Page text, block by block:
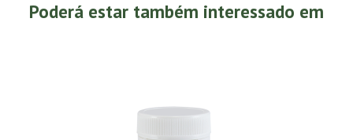
Poderá estar também interessado em